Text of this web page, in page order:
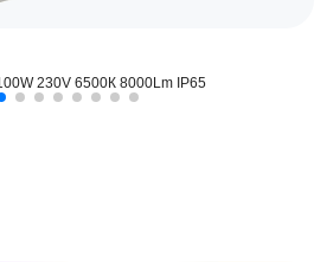
230V 6500К 8000Lm IP65